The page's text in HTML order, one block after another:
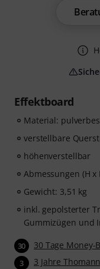
Effektboard
Material:
verstellbare
höhenverstellbar
Abmessungen (H x
Gewicht: 3,51 kg
inkl. gepolsterter
Gummizügen und
30 30 Tage Money-
3 3 Jahre